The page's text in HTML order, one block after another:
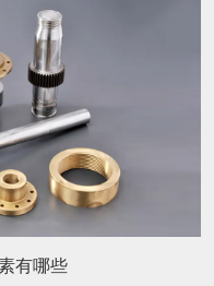
有哪些